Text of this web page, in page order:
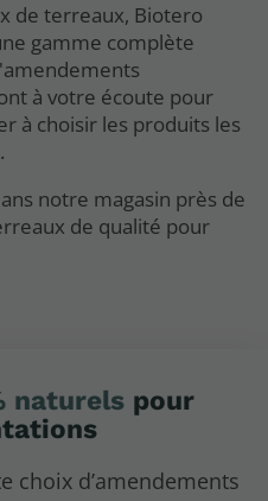
de terreaux, Biotero
gamme complète
à votre écoute pour
à choisir les produits les
notre magasin près de
de qualité pour
naturels pour
choix d’amendements